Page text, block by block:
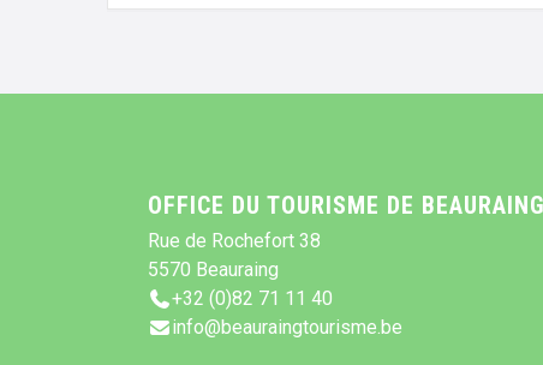
OFFICE DU TOURISME DE BEAURAING
Rue de Rochefort 38
5570 Beauraing
+32 (0)82 71 11 40
info@beauraingtourisme.be